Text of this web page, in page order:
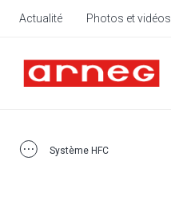
Actualité Photos et vidéos
Système HFC